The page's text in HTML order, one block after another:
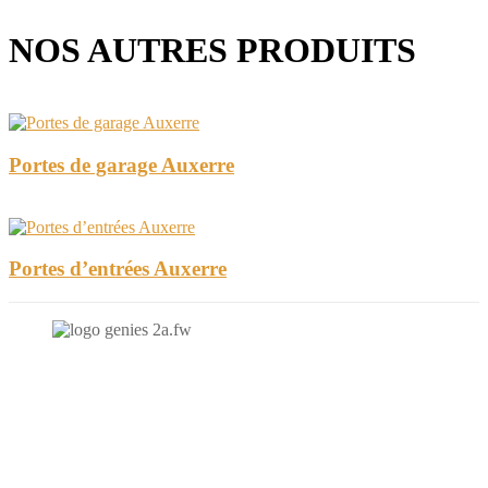
NOS AUTRES PRODUITS
Portes de garage Auxerre
Portes d’entrées Auxerre